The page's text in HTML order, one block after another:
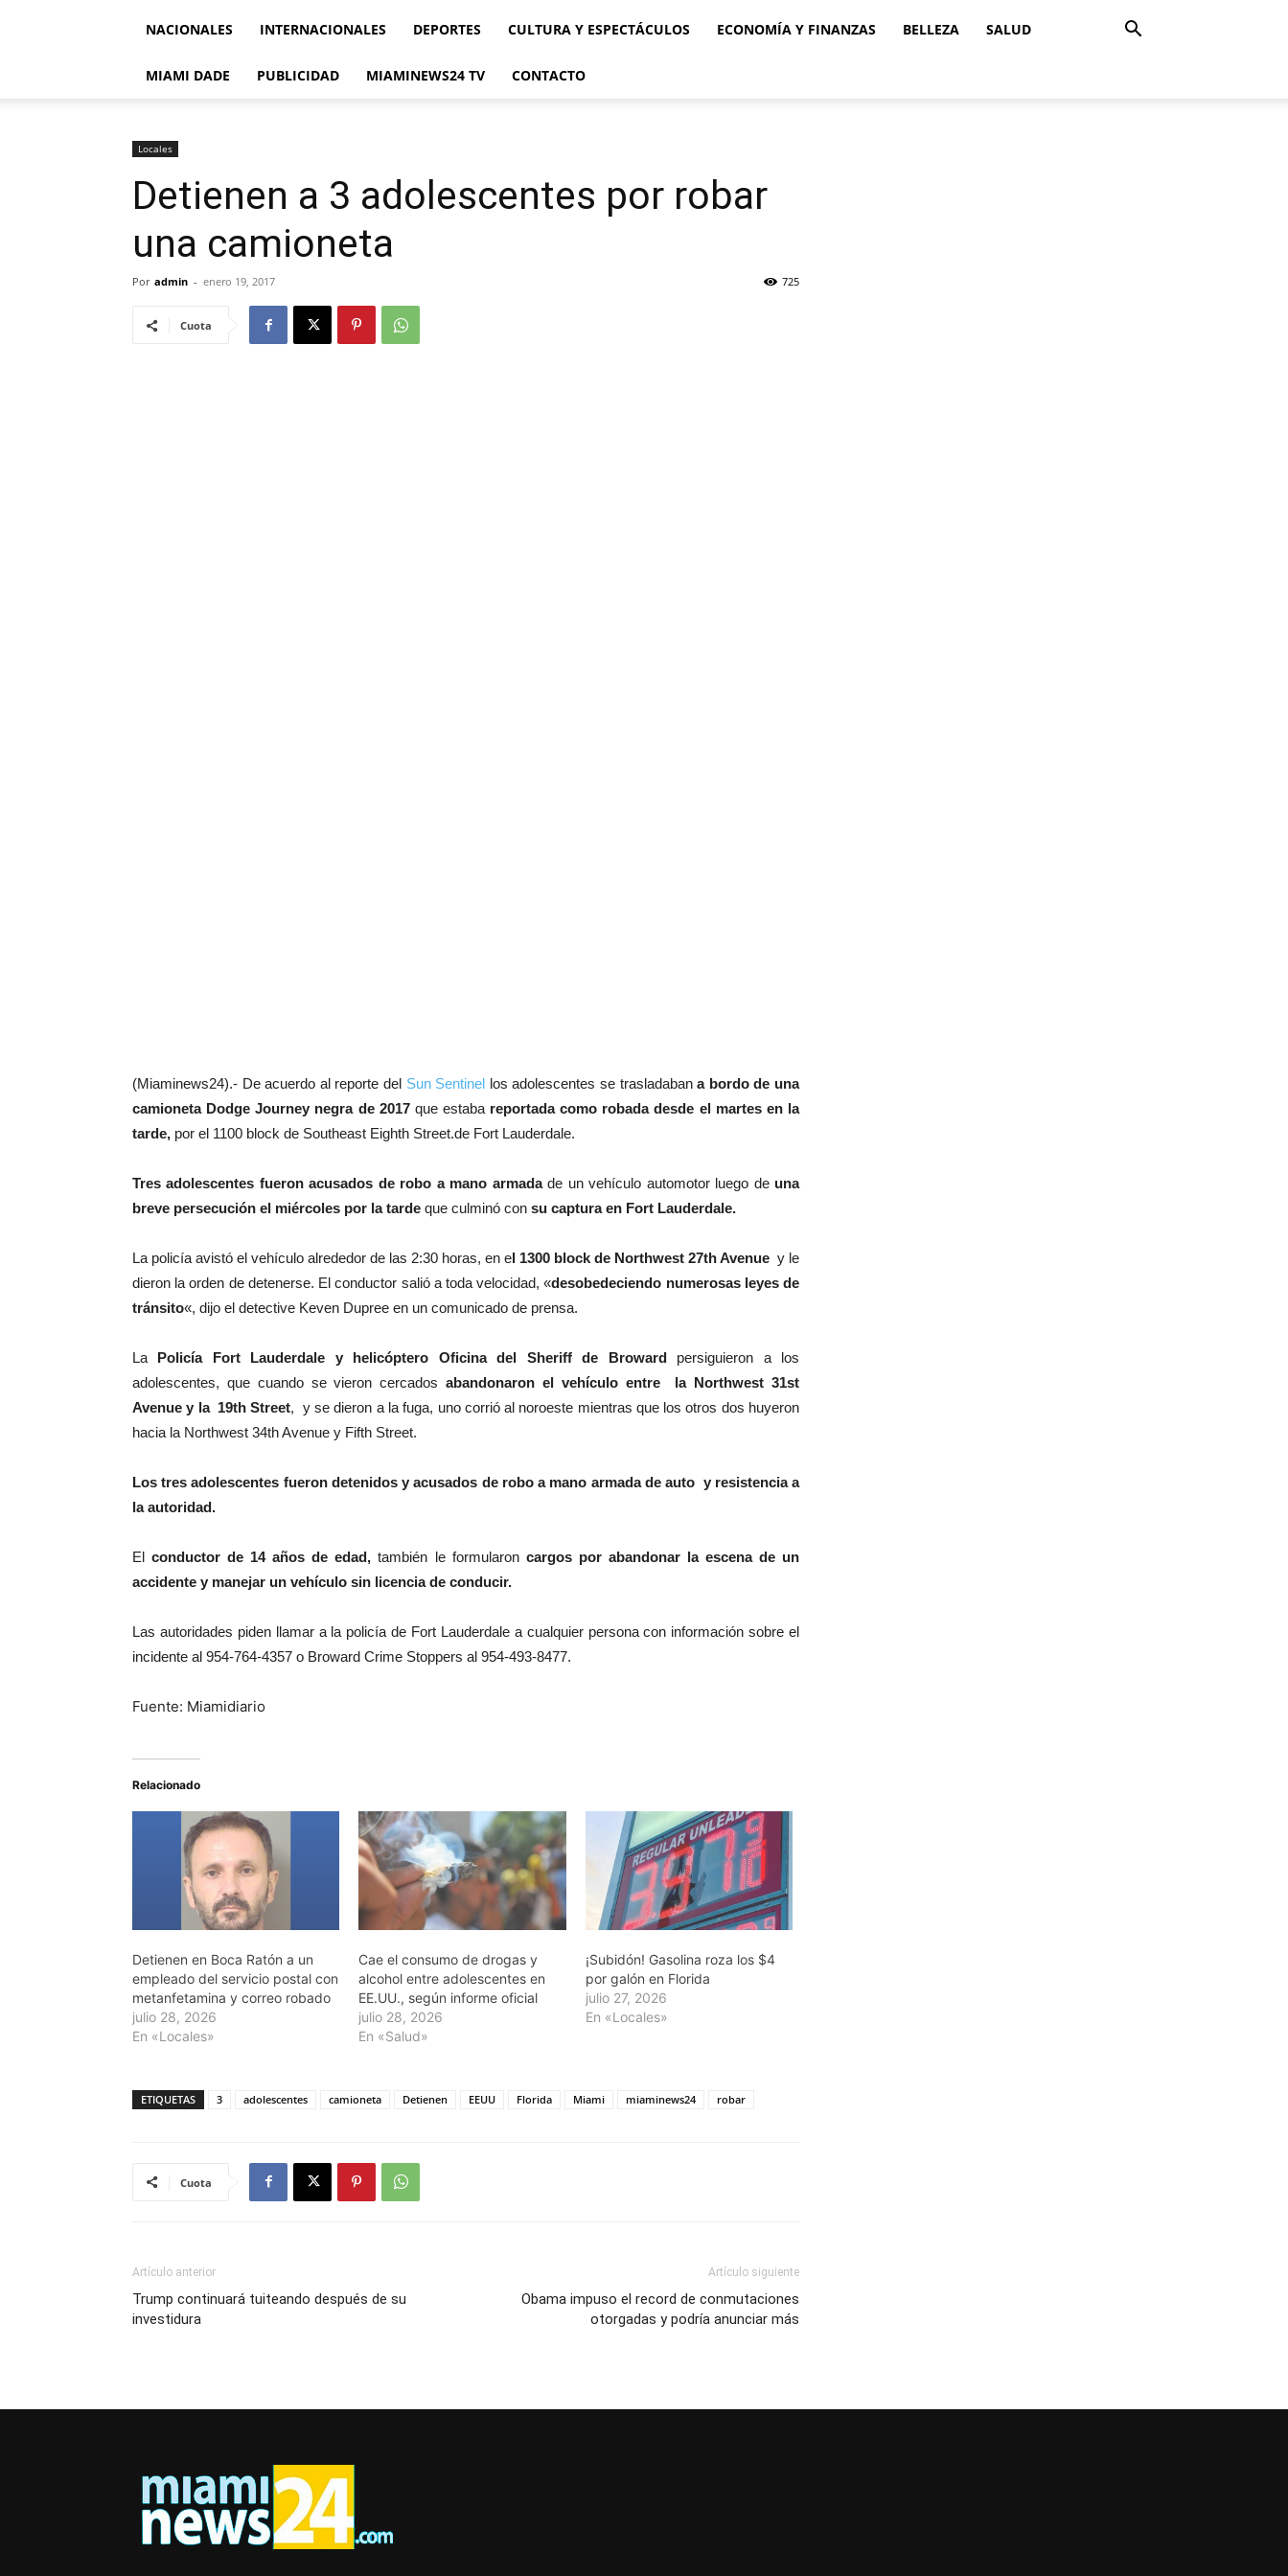
NACIONALES INTERNACIONALES DEPORTES CULTURA Y ESPECTÁCULOS ECONOMÍA Y FINANZAS BELLEZA SALUD
MIAMI DADE PUBLICIDAD MIAMINEWS24 TV CONTACTO
Locales
Detienen a 3 adolescentes por robar
una camioneta
Por admin - enero 19, 2017 725
Cuota
(Miaminews24).- De acuerdo al reporte del Sun Sentinel los adolescentes se trasladabana bordo de una
camioneta Dodge Journey negra de 2017que estaba reportada como robada desde el martes en la
tarde, por el 1100 block de Southeast Eighth Street.de Fort Lauderdale.
Tres adolescentes fueron acusados de robo a mano armadade un vehículo automotor luego de una
breve persecución el miércoles por la tarde que culminó con su captura en Fort Lauderdale.
La policía avistó el vehículo alrededor de las 2:30 horas, en el 1300 block de Northwest 27th Avenue y le
dieron la orden de detenerse. El conductor salió a toda velocidad, «desobedeciendo numerosas leyes de
tránsito«, dijo el detective Keven Dupree en un comunicado de prensa.
La Policía Fort Lauderdale y helicóptero Oficina del Sheriff de Broward persiguieron a los
adolescentes, que cuando se vieron cercados abandonaron el vehículo entre la Northwest 31st
Avenue y la 19th Street, y se dieron a la fuga, uno corrió al noroeste mientras que los otros dos huyeron
hacia la Northwest 34th Avenue y Fifth Street.
Los tres adolescentes fueron detenidos y acusados de robo a mano armada de auto y resistencia a
la autoridad.
Elconductor de 14 años de edad, también le formularon cargos por abandonar la escena de un
accidente y manejar un vehículo sin licencia de conducir.
Las autoridades piden llamar a la policía de Fort Lauderdale a cualquier persona con información sobre el
incidente al 954-764-4357 o Broward Crime Stoppers al 954-493-8477.
Fuente: Miamidiario
Relacionado
Detienen en Boca Ratón a un
empleado del servicio postal con
metanfetamina y correo robado
julio 28, 2026
En «Locales»
Cae el consumo de drogas y
alcohol entre adolescentes en
EE.UU., según informe oficial
julio 28, 2026
En «Salud»
¡Subidón! Gasolina roza los $4
por galón en Florida
julio 27, 2026
En «Locales»
ETIQUETAS 3 adolescentes camioneta Detienen EEUU Florida Miami miaminews24 robar
Cuota
Artículo anterior
Trump continuará tuiteando después de su
investidura
Artículo siguiente
Obama impuso el record de conmutaciones
otorgadas y podría anunciar más